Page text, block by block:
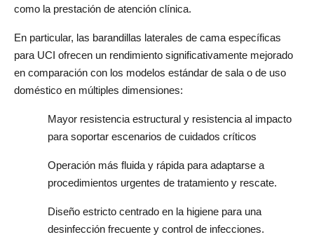
como la prestación de atención clínica.
En particular, las barandillas laterales de cama específicas
para UCI ofrecen un rendimiento significativamente mejorado
en comparación con los modelos estándar de sala o de uso
doméstico en múltiples dimensiones:
Mayor resistencia estructural y resistencia al impacto
para soportar escenarios de cuidados críticos
Operación más fluida y rápida para adaptarse a
procedimientos urgentes de tratamiento y rescate.
Diseño estricto centrado en la higiene para una
desinfección frecuente y control de infecciones.